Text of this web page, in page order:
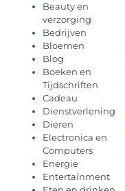
Beauty en
verzorging
Bedrijven
Bloemen
Blog
Boeken en
Tijdschriften
Cadeau
Dienstverlening
Dieren
Electronica en
Computers
Energie
Entertainment